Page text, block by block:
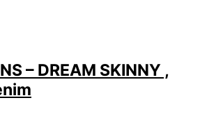
– DREAM SKINNY ,